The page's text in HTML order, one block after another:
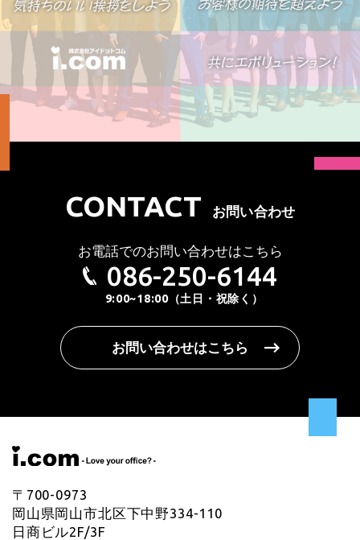
CONTACT お問い合わせ
お電話でのお問い合わせはこちら
086-250-6144
9:00~18:00（土日・祝除く）
お問い合わせはこちら
〒700-0973
岡山県岡山市北区下中野334-110
日商ビル2F/3F